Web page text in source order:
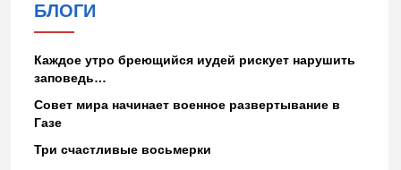
БЛОГИ
Каждое утро бреющийся иудей рискует нарушить
заповедь…
Совет мира начинает военное развертывание в
Газе
Три счастливые восьмерки